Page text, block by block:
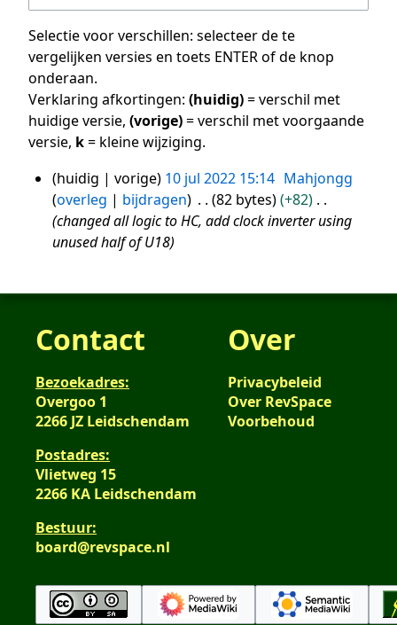
Selectie voor verschillen: selecteer de te
vergelijken versies en toets ENTER of de knop
onderaan.
Verklaring afkortingen: (huidig)= verschil met
huidige versie, (vorige)= verschil met voorgaande
versie, k= kleine wijziging.
10
2022
huidig vorige 10 jul 2022 15:14 Mahjongg
overleg
bijdragen 82 bytes
+82
changed all logic to HC, add clock inverter using
unused half of U18
Contact
Bezoekadres:
Overgoo 1
2266 JZ Leidschendam
Postadres:
Vlietweg 15
2266 KA Leidschendam
Bestuur:
board@revspace.nl
Over
Privacybeleid
Over RevSpace
Voorbehoud